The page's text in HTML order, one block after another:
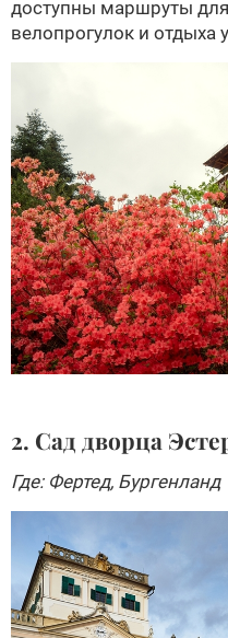
доступны маршруты
велопрогулок и отдыха
2. Сад дворца
Где: Фертед, Бургенланд